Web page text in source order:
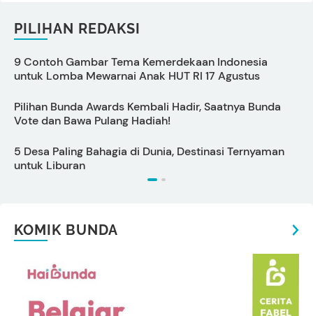
PILIHAN REDAKSI
9 Contoh Gambar Tema Kemerdekaan Indonesia
untuk Lomba Mewarnai Anak HUT RI 17 Agustus
Pilihan Bunda Awards Kembali Hadir, Saatnya Bunda
Vote dan Bawa Pulang Hadiah!
5 Desa Paling Bahagia di Dunia, Destinasi Ternyaman
untuk Liburan
KOMIK BUNDA